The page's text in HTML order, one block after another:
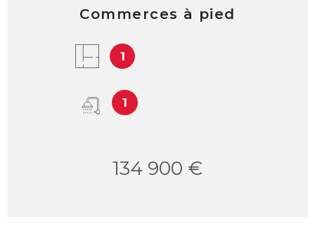
Commerces à pied
1
1
134 900 €